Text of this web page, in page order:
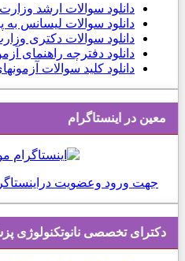
دانلود سوالات ارشد
دانلود سوالات لیسانس
دانلود سوالات دکتری
دانلود دفترچه راهنمای
دانلود کلید سوالات
معین در اینستاگرام
جهت ورود وعضویت
دكترای تخصصی نانوتکنولوژی